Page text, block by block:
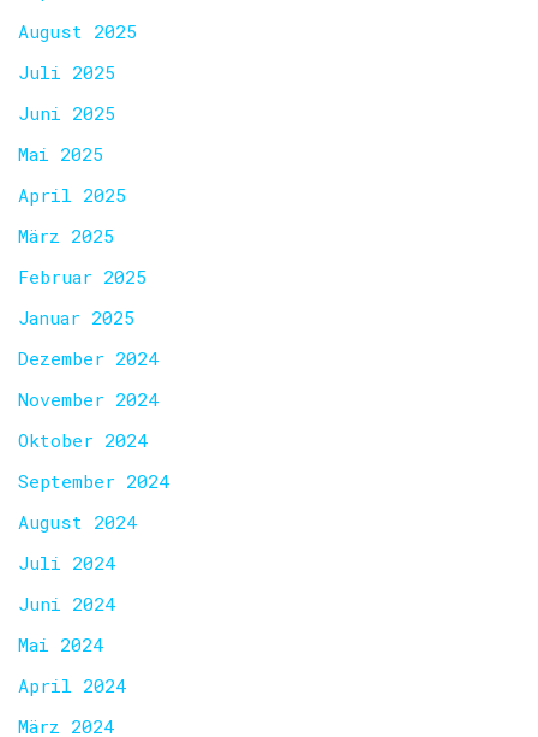
August 2025
Juli 2025
Juni 2025
Mai 2025
April 2025
März 2025
Februar 2025
Januar 2025
Dezember 2024
November 2024
Oktober 2024
September 2024
August 2024
Juli 2024
Juni 2024
Mai 2024
April 2024
März 2024